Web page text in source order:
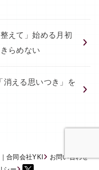
えて」始める月初
らめない
消える思いつき」を
合同会社YKI
お問い合わせ